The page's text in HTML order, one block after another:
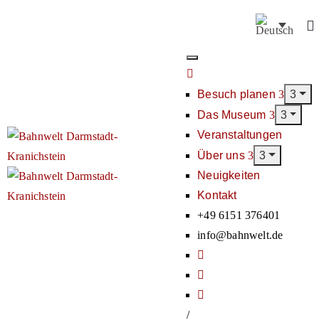
Besuch planen
Das Museum
Veranstaltungen
Über uns
Neuigkeiten
Kontakt
+49 6151 376401
info@bahnwelt.de
/